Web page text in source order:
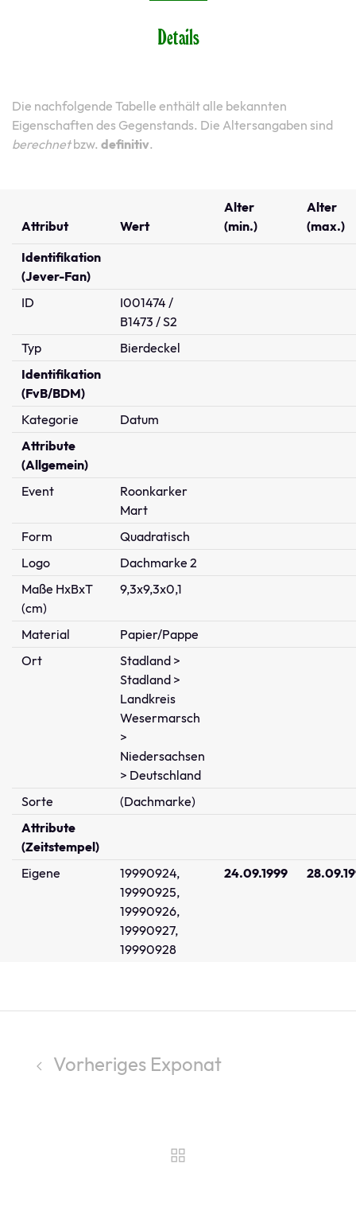
Details
Die nachfolgende Tabelle enthält alle bekannten
Eigenschaften des Gegenstands. Die Altersangaben sind
berechnetbzw. definitiv.
Attribut Wert
Alter
(min.)
Alter
(max.)
Identifikation
(Jever-Fan)
ID
I001474 /
B1473 / S2
Typ
Bierdeckel
Identifikation
(FvB/BDM)
Kategorie
Datum
Attribute
(Allgemein)
Event
Roonkarker
Mart
Form
Quadratisch
Logo
Dachmarke 2
Maße HxBxT
(cm)
9,3x9,3x0,1
Material
Papier/Pappe
Ort
Stadland >
Stadland >
Landkreis
Wesermarsch
>
Niedersachsen
> Deutschland
Sorte
(Dachmarke)
Attribute
(Zeitstempel)
Eigene
19990924,
19990925,
19990926,
19990927,
19990928
24.09.1999
Vorheriges Exponat